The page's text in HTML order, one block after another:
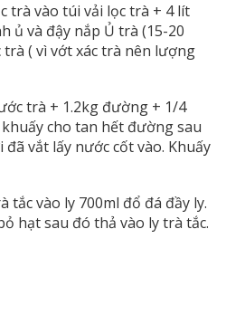
trà vào túi vải lọc trà + 4 lít
ủ và đậy nắp Ủ trà (15-20
( vì vớt xác trà nên lượng
trà + 1.2kg đường + 1/4
cho tan hết đường sau
vắt lấy nước cốt vào. Khuấy
tắc vào ly 700ml đổ đá đầy ly.
hạt sau đó thả vào ly trà tắc.